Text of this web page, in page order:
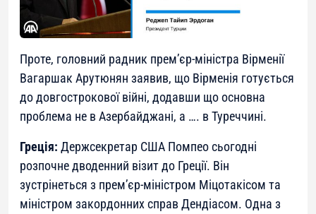
Проте, головний радник прем’єр-міністра Вірменії
Вагаршак Арутюнян заявив, що Вірменія готується
до довгострокової війні, додавши що основна
проблема не в Азербайджані, а …. в Туреччині.
Греція: Держсекретар США Помпео сьогодні
розпочне дводенний візит до Греції. Він
зустрінеться з прем’єр-міністром Міцотакісом та
міністром закордонних справ Дендіасом. Одна з